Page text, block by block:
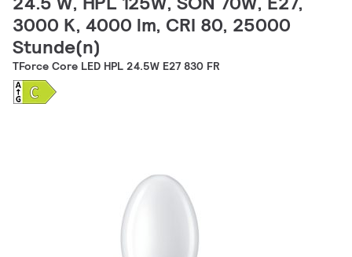
3000 K, 4000 lm, CRI 80, 25000
Stunde(n)
TForce Core LED HPL 24.5W E27 830 FR